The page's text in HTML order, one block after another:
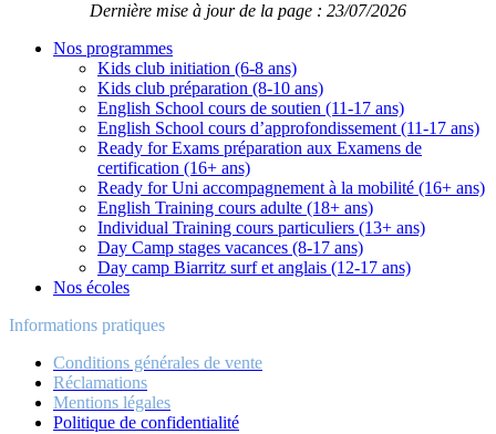
Dernière mise à jour de la page : 23/07/2026
Nos programmes
Kids club initiation (6-8 ans)
Kids club préparation (8-10 ans)
English School cours de soutien (11-17 ans)
English School cours d’approfondissement (11-17 ans)
Ready for Exams préparation aux Examens de
certification (16+ ans)
Ready for Uni accompagnement à la mobilité (16+ ans)
English Training cours adulte (18+ ans)
Individual Training cours particuliers (13+ ans)
Day Camp stages vacances (8-17 ans)
Day camp Biarritz surf et anglais (12-17 ans)
Nos écoles
Informations pratiques
Conditions générales de vente
Réclamations
Mentions légales
Politique de confidentialité